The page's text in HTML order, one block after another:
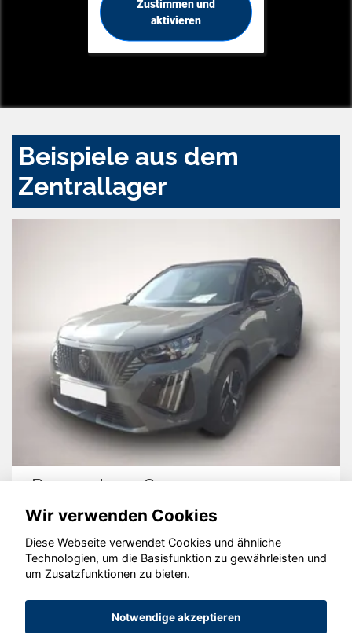
Zustimmen und
aktivieren
Beispiele aus dem
Zentrallager
Peugeot 2008
© konjunkturmotor.de GmbH 2020 - 2026
Wir verwenden Cookies
Diese Webseite verwendet Cookies und ähnliche
Technologien, um die Basisfunktion zu gewährleisten und
um Zusatzfunktionen zu bieten.
Notwendige akzeptieren